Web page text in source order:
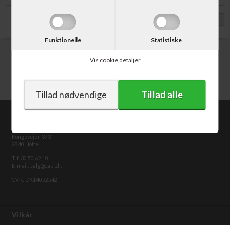
Funktionelle Statistiske
Vis cookie detaljer
Kongevejen 373
2840 Holte
Tlf. 30 50 62 10
E-mail: salg@cabi.dk
CVR: DK14052542
Vilkår